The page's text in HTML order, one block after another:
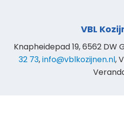
VBL
Knapheidepad 19, 6562 DW
32 73,info@vblkozijnen.nl,